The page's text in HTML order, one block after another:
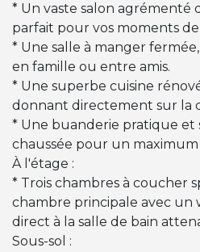
* Un vaste salon agrémenté
parfait pour vos moments
* Une salle à manger
en famille ou entre amis.
* Une superbe cuisine
donnant directement sur la
* Une buanderie pratique et
chaussée pour un
À l'étage :
* Trois chambres à coucher
chambre principale avec un
direct à la salle de bain
Sous-sol :